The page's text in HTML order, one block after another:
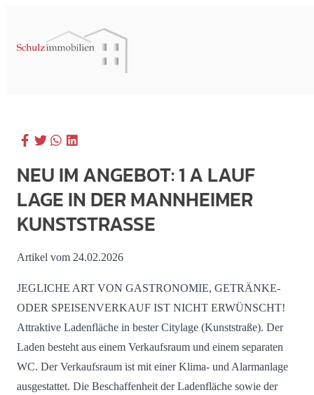
NEU IM ANGEBOT: 1 A LAUF
LAGE IN DER MANNHEIMER
KUNSTSTRASSE
Artikel vom 24.02.2026
JEGLICHE ART VON GASTRONOMIE, GETRÄNKE-
ODER SPEISENVERKAUF IST NICHT ERWÜNSCHT!
Attraktive Ladenfläche in bester Citylage (Kunststraße). Der
Laden besteht aus einem Verkaufsraum und einem separaten
WC. Der Verkaufsraum ist mit einer Klima- und Alarmanlage
ausgestattet. Die Beschaffenheit der Ladenfläche sowie der